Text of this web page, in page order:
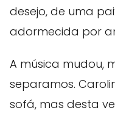
desejo, de uma
adormecida por
A música mudou,
separamos.
sofá, mas desta